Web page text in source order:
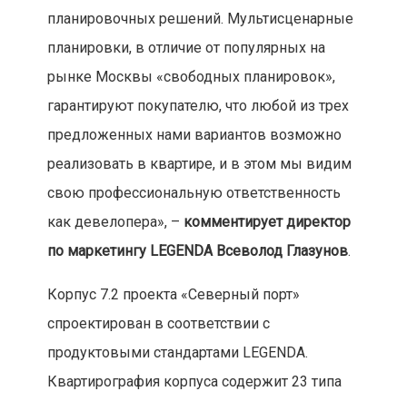
планировочных решений. Мультисценарные
планировки, в отличие от популярных на
рынке Москвы «свободных планировок»,
гарантируют покупателю, что любой из трех
предложенных нами вариантов возможно
реализовать в квартире, и в этом мы видим
свою профессиональную ответственность
как девелопера», – комментирует директор
по маркетингу LEGENDA Всеволод Глазунов.
Корпус 7.2 проекта «Северный порт»
спроектирован в соответствии с
продуктовыми стандартами LEGENDA.
Квартирография корпуса содержит 23 типа